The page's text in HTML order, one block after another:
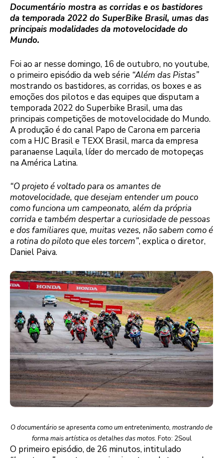
Documentário mostra as corridas e os bastidores
da temporada 2022 do SuperBike Brasil, umas das
principais modalidades da motovelocidade do
Mundo.
Foi ao ar nesse domingo, 16 de outubro, no youtube,
o primeiro episódio da web série “Além das Pistas”
mostrando os bastidores, as corridas, os boxes e as
emoções dos pilotos e das equipes que disputam a
temporada 2022 do Superbike Brasil, uma das
principais competições de motovelocidade do Mundo.
A produção é do canal Papo de Carona em parceria
com a HJC Brasil e TEXX Brasil, marca da empresa
paranaense Laquila, líder do mercado de motopeças
na América Latina.
“O projeto é voltado para os amantes de
motovelocidade, que desejam entender um pouco
como funciona um campeonato, além da própria
corrida e também despertar a curiosidade de pessoas
e dos familiares que, muitas vezes, não sabem como é
a rotina do piloto que eles torcem”, explica o diretor,
Daniel Paiva.
O documentário se apresenta como um entretenimento, mostrando de
forma mais artística os detalhes das motos. Foto: 2Soul
O primeiro episódio, de 26 minutos, intitulado